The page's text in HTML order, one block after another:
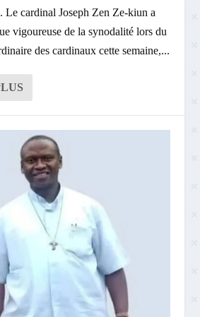
cardinal Joseph Zen Ze-kiun a
vigoureuse de la synodalité lors du
des cardinaux cette semaine,...